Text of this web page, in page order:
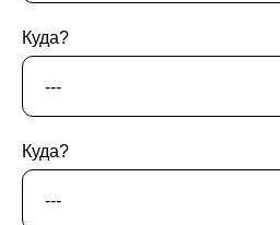
Куда?
Куда?